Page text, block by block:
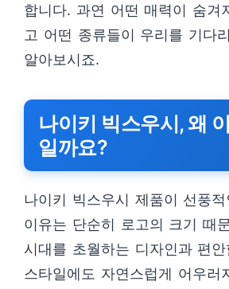
합니다. 과연 어떤 매력이 숨겨
고 어떤 종류들이 우리를 기다
알아보시죠.
나이키 빅스우시, 왜
일까요?
나이키 빅스우시 제품이 선풍
이유는 단순히 로고의 크기 때
시대를 초월하는 디자인과 편
스타일에도 자연스럽게 어우러